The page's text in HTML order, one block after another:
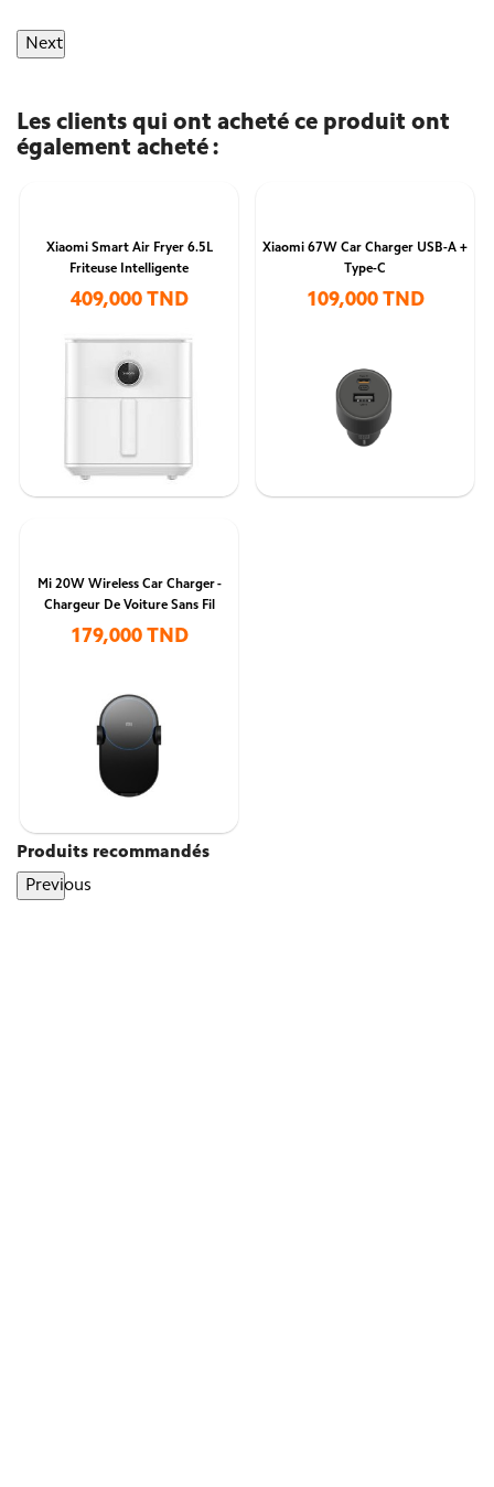
Next
Les clients qui ont acheté ce produit ont
également acheté :
Xiaomi Smart Air Fryer 6.5L
Friteuse Intelligente
409,000 TND
Xiaomi 67W Car Charger USB-A +
Type-C
109,000 TND
Mi 20W Wireless Car Charger -
Chargeur De Voiture Sans Fil
179,000 TND
Produits recommandés
Previous